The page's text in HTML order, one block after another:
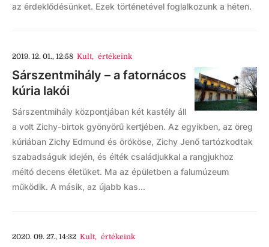
az érdeklődésünket. Ezek történetével foglalkozunk a héten.
2019. 12. 01., 12:58 Kult, értékeink
Sárszentmihály – a fatornácos
kúria lakói
Sárszentmihály központjában két kastély áll
a volt Zichy-birtok gyönyörű kertjében. Az egyikben, az öreg
kúriában Zichy Edmund és örököse, Zichy Jenő tartózkodtak
szabadságuk idején, és élték családjukkal a rangjukhoz
méltó decens életüket. Ma az épületben a falumúzeum
működik. A másik, az újabb kas...
2020. 09. 27., 14:32 Kult, értékeink